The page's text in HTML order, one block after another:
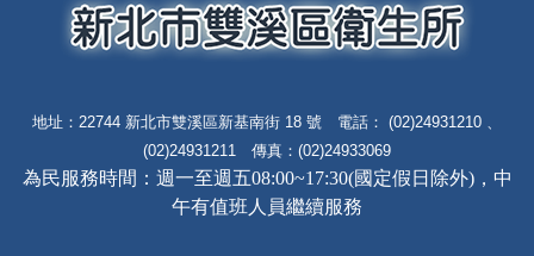
地址：22744 新北市雙溪區新基南街 18 號 電話： (02)24931210 、
(02)24931211 傳真：(02)24933069
為民服務時間：週一至週五08:00~17:30(國定假日除外)，中
午有值班人員繼續服務